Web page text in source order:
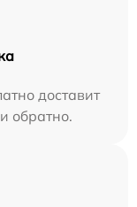
доставит
обратно.